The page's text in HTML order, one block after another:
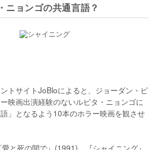
ニョンゴの共通言語？
トサイトJoBloによると、ジョーダン・ピ
映画出演経験のないルピタ・ニョンゴに
」となるよう10本のホラー映画を観させ
と死の間で』(1991)、『シャイニング』